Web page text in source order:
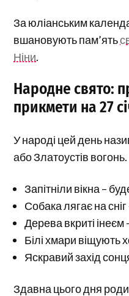
За юліанським
вшановують пам’ять
Ніни.
Народне свято:
прикмети на 27
У народі цей день
або Златоустів
Запітніли вікна –
Собака лягає на
Дерева вкриті інеєм
Білі хмари віщують
Яскравий захід
Здавна цього дня